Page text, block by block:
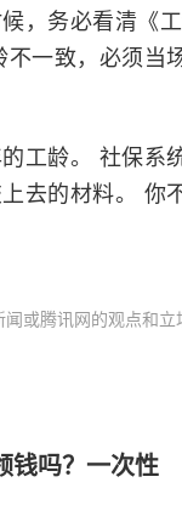
，务必看清《
一致，必须当
工龄。 社保系
的材料。 你
或腾讯网的观点和立
钱吗？一次性